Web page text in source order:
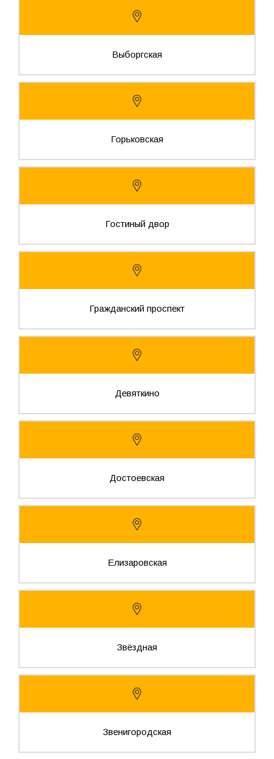
Выборгская
Горьковская
Гостиный двор
Гражданский проспект
Девяткино
Достоевская
Елизаровская
Звёздная
Звенигородская